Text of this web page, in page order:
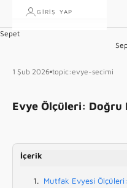
GIRIŞ YAP
Sepet
1 Şub 2026 topic:evye-secimi
Evye Ölçüleri: Doğru
İçerik
Mutfak Evyesi